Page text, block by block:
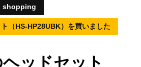
ー
shopping
（HS-HP28UBK）を買いました
ッドセット